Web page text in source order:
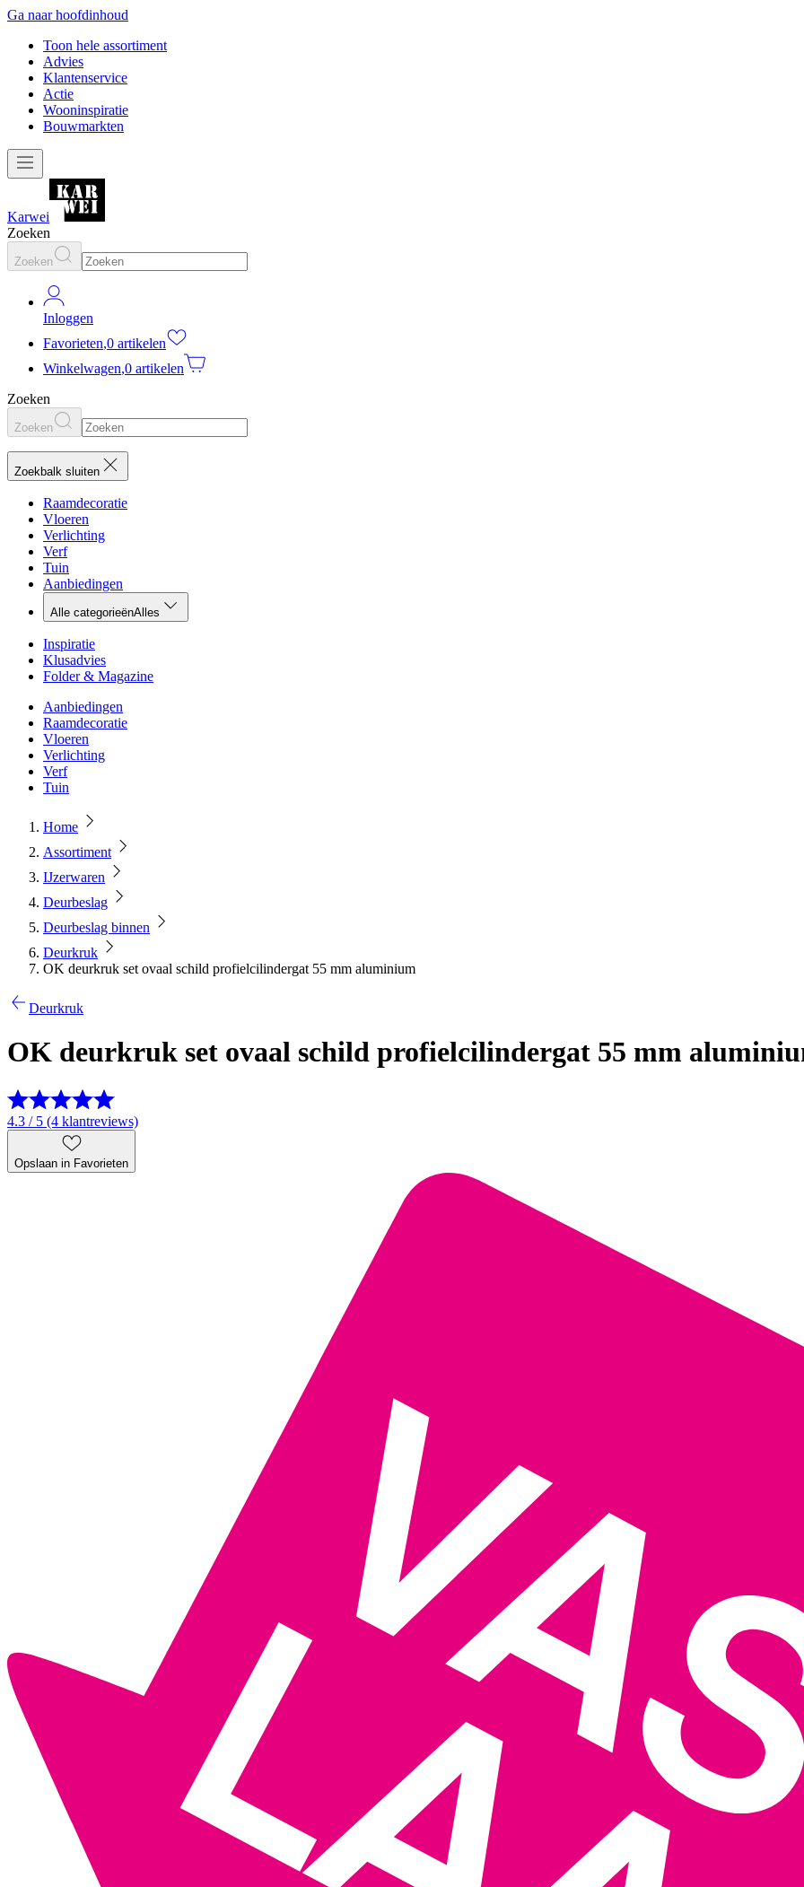
Ga naar hoofdinhoud
Toon hele assortiment
Advies
Klantenservice
Actie
Wooninspiratie
Bouwmarkten
Karwei
Zoeken
Zoeken
Inloggen
Favorieten,0 artikelen
Winkelwagen,0 artikelen
Zoeken
Zoeken
Zoekbalk sluiten
Raamdecoratie
Vloeren
Verlichting
Verf
Tuin
Aanbiedingen
Alle categorieënAlles
Inspiratie
Klusadvies
Folder & Magazine
Aanbiedingen
Raamdecoratie
Vloeren
Verlichting
Verf
Tuin
Home
Assortiment
IJzerwaren
Deurbeslag
Deurbeslag binnen
Deurkruk
OK deurkruk set ovaal schild profielcilindergat 55 mm aluminium
Deurkruk
OK deurkruk set ovaal schild profielcilindergat 55 mm
4.3 / 5 (4 klantreviews)
Opslaan in Favorieten